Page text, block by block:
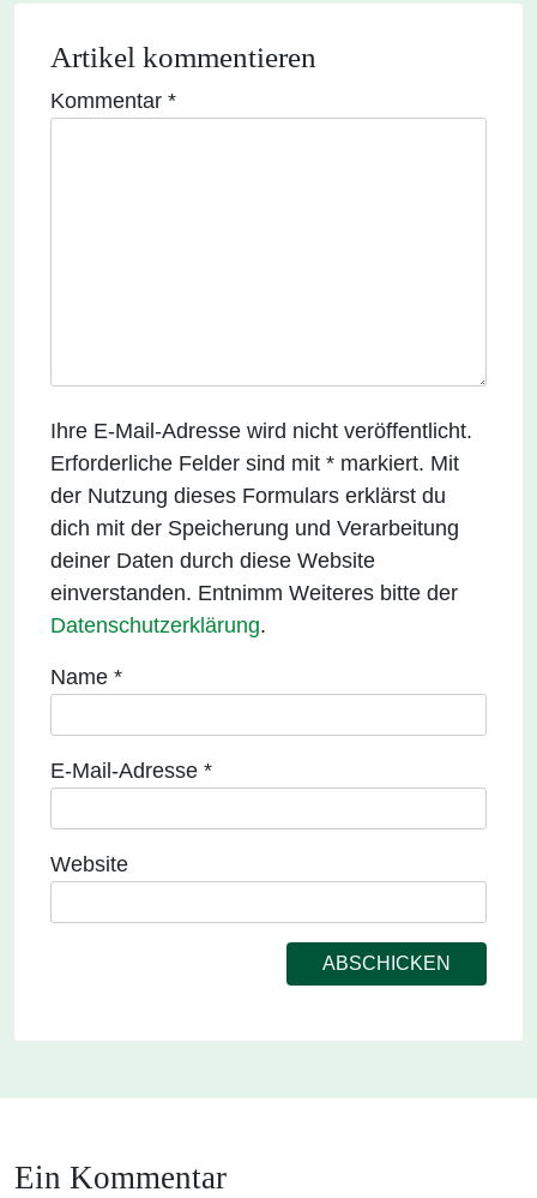
Artikel kommentieren
Kommentar *
Ihre E-Mail-Adresse wird nicht veröffentlicht.
Erforderliche Felder sind mit * markiert. Mit
der Nutzung dieses Formulars erklärst du
dich mit der Speicherung und Verarbeitung
deiner Daten durch diese Website
einverstanden. Entnimm Weiteres bitte der
Datenschutzerklärung.
Name *
E-Mail-Adresse *
Website
Ein Kommentar